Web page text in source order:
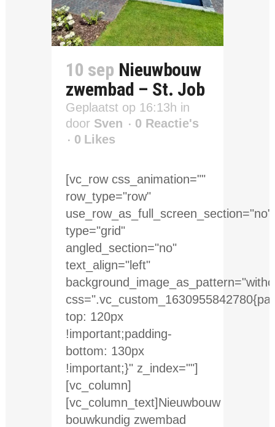
10 sep Nieuwbouw
zwembad – St. Job
Geplaatst op 16:13h in
door Sven
0 Reactie's
0 Likes
[vc_row css_animation=""
row_type="row"
use_row_as_full_screen_section="no"
type="grid"
angled_section="no"
text_align="left"
top: 120px
!important;padding-
bottom: 130px
!important;}" z_index=""]
[vc_column]
[vc_column_text]Nieuwbouw
bouwkundig zwembad